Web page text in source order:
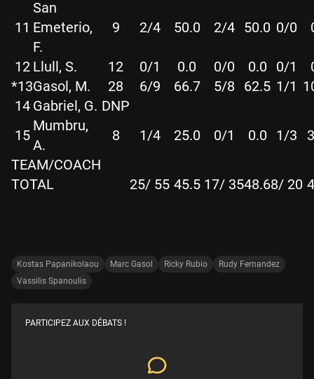
11
San
Emeterio,
F.
9 2/4 50.0 2/4 50.0 0/0
12 Llull, S. 12 0/1 0.0 0/0 0.0 0/1
*13Gasol, M. 28 6/9 66.7 5/8 62.5 1/1
14 Gabriel, G. DNP
15
Mumbru,
A.
8 1/4 25.0 0/1 0.0 1/3
TEAM/COACH
TOTAL
25/ 55 45.5 17/ 3548.68/ 20
Kostas Papanikolaou Marc Gasol Ricky Rubio
Rudy Fernandez
Vassilis Spanoulis
PARTICIPEZ AUX DÉBATS !